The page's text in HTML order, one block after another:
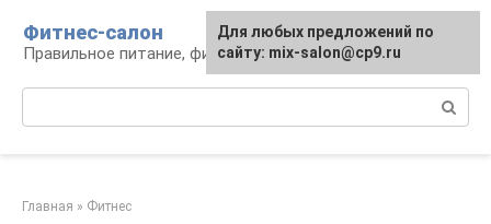
контенту
Фитнес-салон
Правильное питание, фитнес, образ жизни
Главная » Фитнес
Для любых предложений по
сайту: mix-salon@cp9.ru